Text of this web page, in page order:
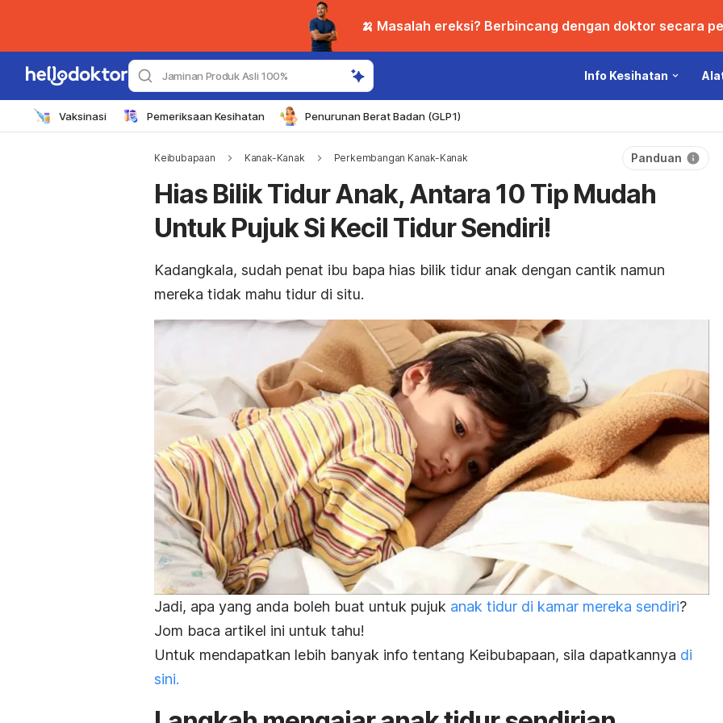
🍌 Masalah ereksi? Berbincang dengan doktor secara
Jaminan Produk Asli 100% Info Kesihatan
Vaksinasi Pemeriksaan Kesihatan Penurunan Berat Badan (GLP1)
Keibubapaan Kanak-Kanak Perkembangan Kanak-Kanak Panduan
Hias Bilik Tidur Anak, Antara 10 Tip Mudah
Untuk Pujuk Si Kecil Tidur Sendiri!
Kadangkala, sudah penat ibu bapa hias bilik tidur anak dengan cantik namun
mereka tidak mahu tidur di situ.
Jadi, apa yang anda boleh buat untuk pujuk anak tidur di kamar mereka sendiri?
Jom baca artikel ini untuk tahu!
Untuk mendapatkan lebih banyak info tentang Keibubapaan, sila dapatkannya di
sini.